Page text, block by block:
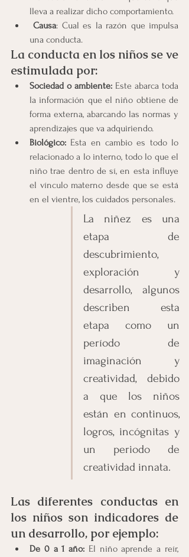
lleva a realizar dicho comportamiento.
Causa: Cual es la razón que impulsa
una conducta.
La conducta en los niños se ve
estimulada por:
Sociedad o ambiente: Este abarca toda
la información que el niño obtiene de
forma externa, abarcando las normas y
aprendizajes que va adquiriendo.
Biológico: Esta en cambio es todo lo
relacionado a lo interno, todo lo que el
niño trae dentro de sí, en esta influye
el vínculo materno desde que se está
en el vientre, los cuidados personales.
La niñez es una
etapa de
descubrimiento,
exploración y
desarrollo, algunos
describen esta
etapa como un
período de
imaginación y
creatividad, debido
a que los niños
están en continuos,
logros, incógnitas y
un periodo de
creatividad innata.
Las diferentes conductas en
los niños son indicadores de
un desarrollo, por ejemplo:
De 0 a 1 año: El niño aprende a reír,